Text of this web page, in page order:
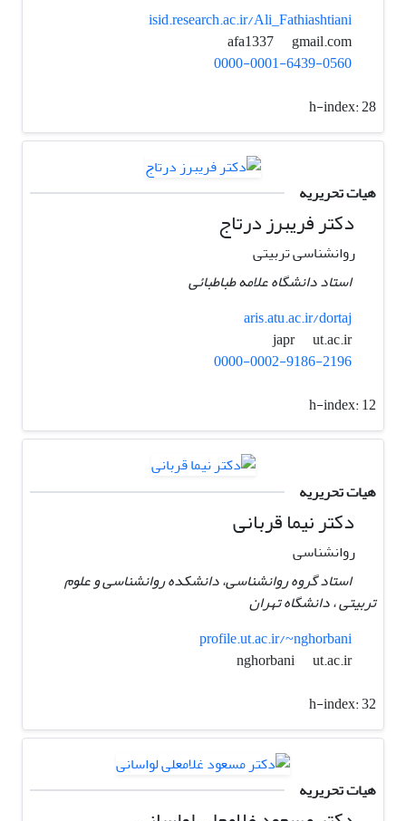
isid.research.ac.ir/Ali_Fathiashtiani
gmail.com
0000-0001-6439-0560
h-index:28
هیات تحریریه
دکتر فریبرز درتاج
روانشناسی تربیتی
استاد دانشگاه علامه طباطبائی
aris.atu.ac.ir/dortaj
japr
ut.ac.ir
0000-0002-9186-2196
h-index:12
هیات تحریریه
دکتر نیما قربانی
روانشناسی
استاد گروه روانشناسی، دانشکده روانشناسی و علوم
تربیتی ، دانشگاه تهران
profile.ut.ac.ir/~nghorbani
nghorbani
ut.ac.ir
h-index:32
هیات تحریریه